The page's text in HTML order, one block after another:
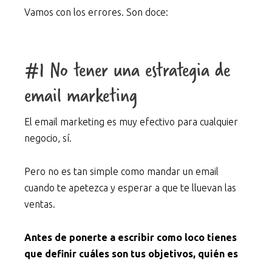
Vamos con los errores. Son doce:
#1 No tener una estrategia de
email marketing
El email marketing es muy efectivo para cualquier
negocio, sí.
Pero no es tan simple como mandar un email
cuando te apetezca y esperar a que te lluevan las
ventas.
Antes de ponerte a escribir como loco tienes
que definir cuáles son tus objetivos, quién es